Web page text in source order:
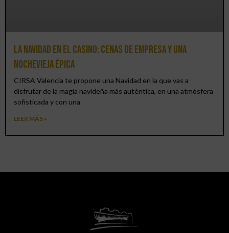
La Navidad en el Casino: cenas de empresa y una
Nochevieja épica
CIRSA Valencia te propone una Navidad en la que vas a
disfrutar de la magia navideña más auténtica, en una atmósfera
sofisticada y con una
LEER MÁS »